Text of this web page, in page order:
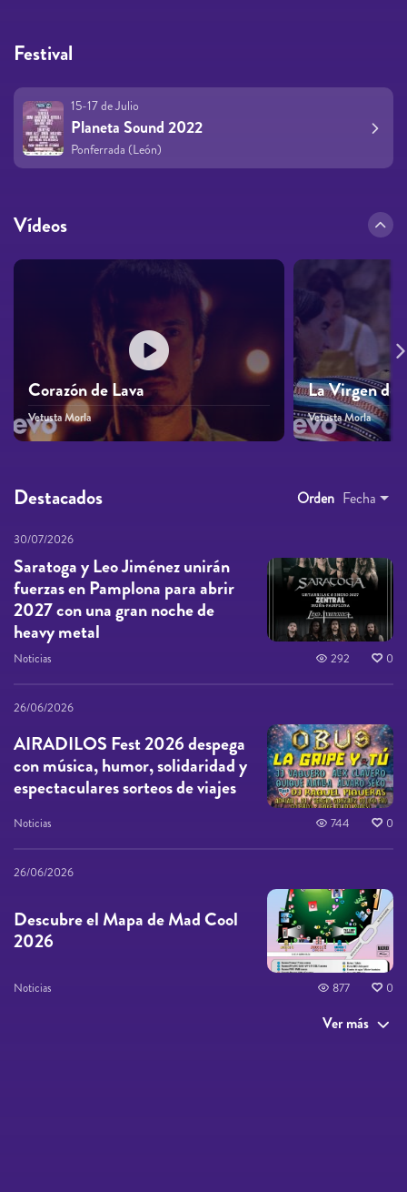
Festival
15-17 de Julio
Planeta Sound 2022
Ponferrada (León)
Vídeos
Corazón de Lava
Vetusta Morla
La Virgen de
Vetusta Morla
Destacados Orden Fecha
30/07/2026
Saratoga y Leo Jiménez unirán
fuerzas en Pamplona para abrir
2027 con una gran noche de
heavy metal
Noticias 292 0
26/06/2026
AIRADILOS Fest 2026 despega
con música, humor, solidaridad y
espectaculares sorteos de viajes
Noticias 744 0
26/06/2026
Descubre el Mapa de Mad Cool
2026
Noticias 877 0
Ver más